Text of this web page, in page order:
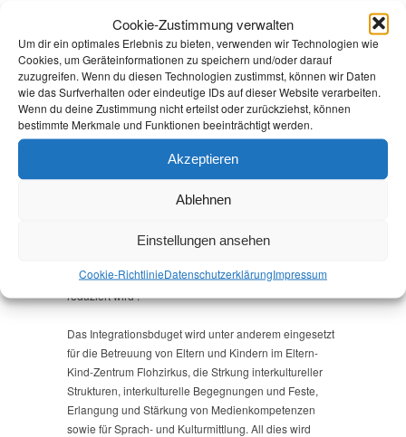
Cookie-Zustimmung verwalten
Um dir ein optimales Erlebnis zu bieten, verwenden wir Technologien wie
Cookies, um Geräteinformationen zu speichern und/oder darauf
zuzugreifen. Wenn du diesen Technologien zustimmst, können wir Daten
wie das Surfverhalten oder eindeutige IDs auf dieser Website verarbeiten.
Wenn du deine Zustimmung nicht erteilst oder zurückziehst, können
bestimmte Merkmale und Funktionen beeinträchtigt werden.
Akzeptieren
Ablehnen
Einstellungen ansehen
Cookie-RichtlinieDatenschutz­erklärungImpressum
knapp 13 Stellen. Davon sind Etwas mehr als sieben
Stellen direkt in der Migrationssozialarbeit (3,75), im
Kommunalen Integrationszentrum (1), beim Sozialen
Dienst der Stadt (1,75) und der Familiengerichtshilfe
(0,75) eingesetzt. Die weiteren knapp dieben Stellen
verstärken bereits vorhandene Strukturen: Erziehungs-
und Familienberatung (0,8), mobile Schulsozialarbeit
im Kotext geflüchteter Schüler*innen (1,65),
Straßensozialarbeit (0,5), Beratung für Kitas und
Grundschulen (0,5), Begleitung Rechtskreiswechsel
wenn die Unterstützung des Landes wie angekündigt
reduziert wird .
Das Integrationsbduget wird unter anderem eingesetzt
für die Betreuung von Eltern und Kindern im Eltern-
Kind-Zentrum Flohzirkus, die Strkung interkultureller
Strukturen, interkulturelle Begegnungen und Feste,
Erlangung und Stärkung von Medienkompetenzen
sowie für Sprach- und Kulturmittlung. All dies wird